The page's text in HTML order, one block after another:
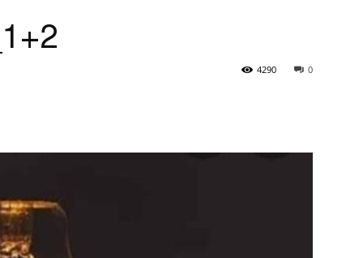
0
4290